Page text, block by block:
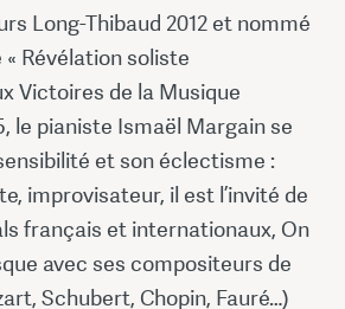
Long-Thibaud 2012 et nommé
Révélation soliste
Victoires de la Musique
le pianiste Ismaël Margain se
et son éclectisme :
improvisateur, il est l’invité de
français et internationaux, On
avec ses compositeurs de
Schubert, Chopin, Fauré…)